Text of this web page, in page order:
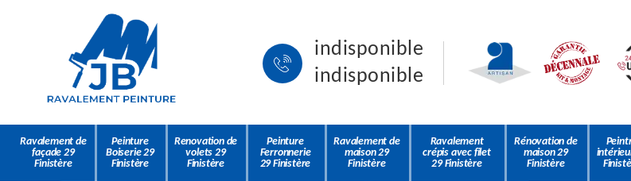
indisponible
indisponible
Ravalement de
façade 29
Finistère
Peinture
Boiserie 29
Finistère
Renovation de
volets 29
Finistère
Peinture
Ferronnerie
29 Finistère
Ravalement de
maison 29
Finistère
Ravalement
crépis avec filet
29 Finistère
Rénovation de
maison 29
Finistère